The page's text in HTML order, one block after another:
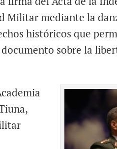
Militar mediante la
históricos que
sobre la